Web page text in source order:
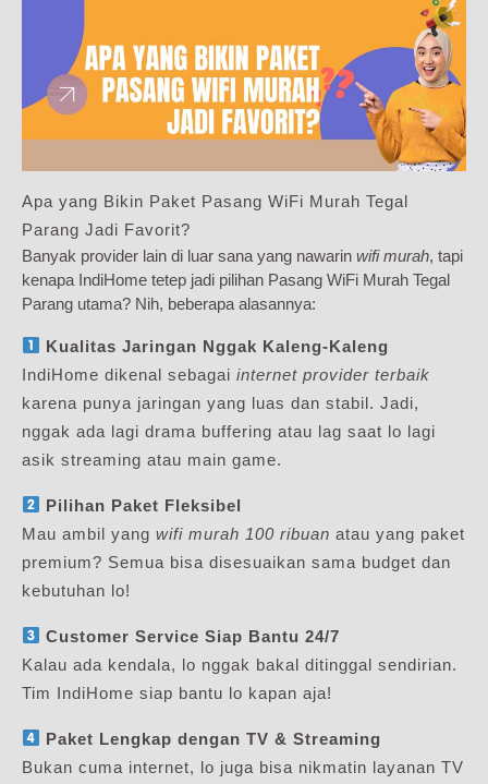
Apa yang Bikin Paket Pasang WiFi Murah Tegal
Parang Jadi Favorit?
Banyak provider lain di luar sana yang nawarin wifi murah, tapi
kenapa IndiHome tetep jadi pilihan Pasang WiFi Murah Tegal
Parang utama? Nih, beberapa alasannya:
Kualitas Jaringan Nggak Kaleng-Kaleng
IndiHome dikenal sebagai internet provider terbaik
karena punya jaringan yang luas dan stabil. Jadi,
nggak ada lagi drama buffering atau lag saat lo lagi
asik streaming atau main game.
Pilihan Paket Fleksibel
Mau ambil yang wifi murah 100 ribuan atau yang paket
premium? Semua bisa disesuaikan sama budget dan
kebutuhan lo!
Customer Service Siap Bantu 24/7
Kalau ada kendala, lo nggak bakal ditinggal sendirian.
Tim IndiHome siap bantu lo kapan aja!
Paket Lengkap dengan TV & Streaming
Bukan cuma internet, lo juga bisa nikmatin layanan TV